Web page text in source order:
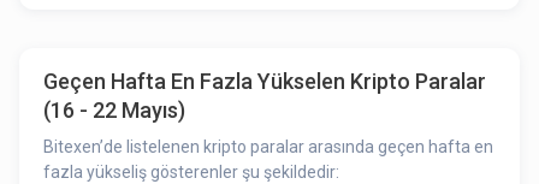
Geçen Hafta En Fazla Yükselen Kripto Paralar
(16 - 22 Mayıs)
Bitexen’de listelenen kripto paralar arasında geçen hafta en
fazla yükseliş gösterenler şu şekildedir: